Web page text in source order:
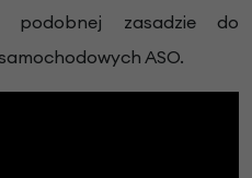
zasadzie do
ASO.